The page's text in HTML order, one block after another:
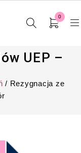
0
UEP –
/ Rezygnacja ze